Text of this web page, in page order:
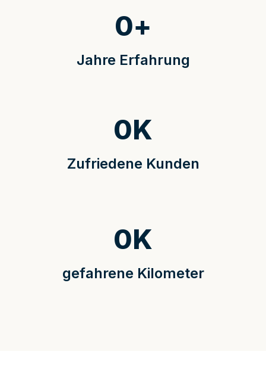
Jahre Erfahrung
0+
Zufriedene Kunden
0K
gefahrene Kilometer
0K